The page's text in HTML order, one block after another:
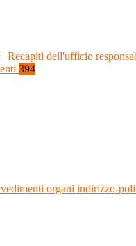
Recapiti dell'ufficio
394
organi indirizzo-